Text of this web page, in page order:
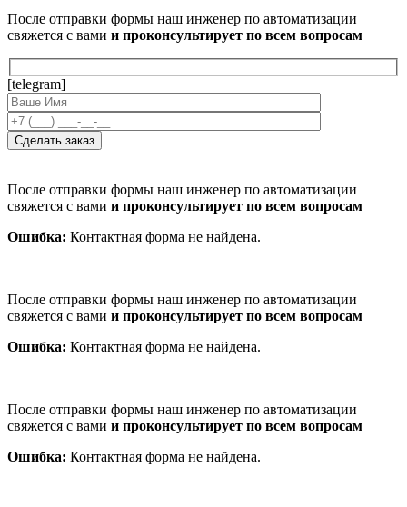
После отправки формы наш инженер по автоматизации
свяжется с вами и проконсультирует по всем вопросам
[telegram]
После отправки формы наш инженер по автоматизации
свяжется с вами и проконсультирует по всем вопросам
Ошибка: Контактная форма не найдена.
После отправки формы наш инженер по автоматизации
свяжется с вами и проконсультирует по всем вопросам
Ошибка: Контактная форма не найдена.
После отправки формы наш инженер по автоматизации
свяжется с вами и проконсультирует по всем вопросам
Ошибка: Контактная форма не найдена.